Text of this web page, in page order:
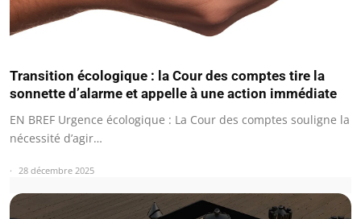
Transition écologique : la Cour des comptes tire la
sonnette d’alarme et appelle à une action immédiate
EN BREF Urgence écologique : La Cour des comptes souligne la
nécessité d’agir…
28 décembre 2025